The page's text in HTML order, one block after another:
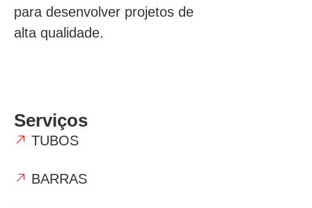
para desenvolver projetos de
alta qualidade.
Serviços
TUBOS
BARRAS